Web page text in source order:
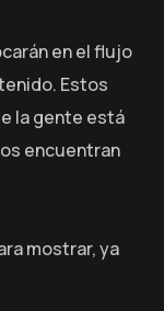
en el flujo
Estos
la gente está
encuentran
mostrar, ya